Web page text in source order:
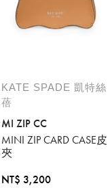
KATE SPADE 凱特絲
蓓
MI ZIP CC
MINI ZIP CARD CASE皮
夾
NT$ 3,200